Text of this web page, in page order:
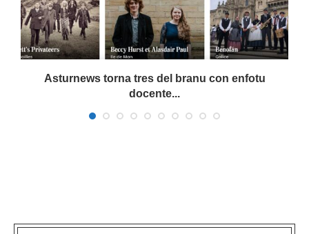
Asturnews torna tres del branu con enfotu
docente...